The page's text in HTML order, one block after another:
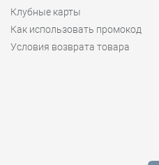
Клубные карты
Как использовать промокод
Условия возврата товара